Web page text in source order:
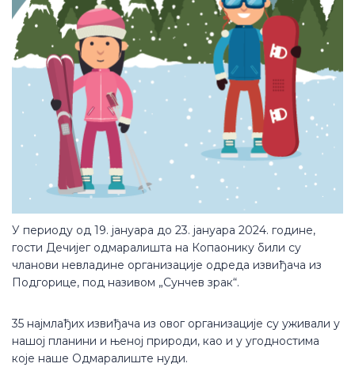
У периоду од 19. јануара до 23. јануара 2024. године,
гости Дечијег одмаралишта на Копаонику били су
чланови невладине организације одреда извиђача из
Подгорице, под називом „Сунчев зрак“.
35 најмлађих извиђача из овог организације су уживали у
нашој планини и њеној природи, као и у угодностима
које наше Одмаралиште нуди.